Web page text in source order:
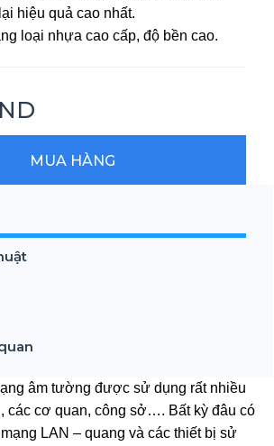
hiệu quả cao nhất.
loại nhựa cao cấp, độ bền cao.
MUA HÀNG
âm tường được sử dụng rất nhiều
các cơ quan, công sở…. Bất kỳ đâu có
LAN – quang và các thiết bị sử